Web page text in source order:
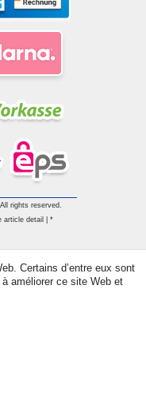
rights reserved.
article detail | *
Certains d’entre eux sont
améliorer ce site Web et
Contact